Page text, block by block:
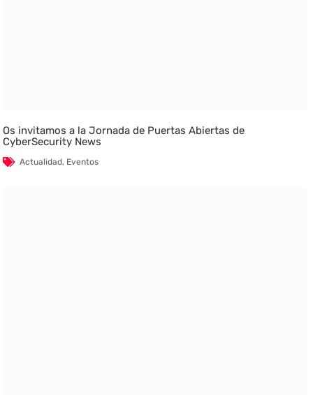
Os invitamos a la Jornada de Puertas Abiertas de
CyberSecurity News
Actualidad, Eventos